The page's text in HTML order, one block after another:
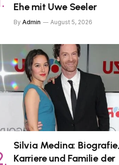
Ehe mit Uwe Seeler
By Admin August 5, 2026
Silvia Medina:
Karriere und Familie der